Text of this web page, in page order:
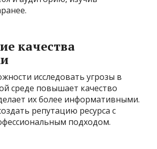
качества
исследовать угрозы в
среде повышает качество
их более информативными.
репутацию ресурса с
подходом.